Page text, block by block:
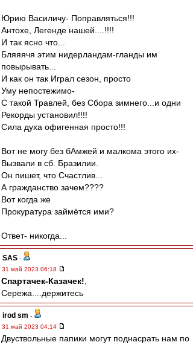
Юрию Василичу- Поправляться!!!
Антохе, Легенде нашей....!!!!
И так ясно что...
Бляяячя этим нидерландам-гланды им
повырывать...
И как он так Играл сезон, просто
Уму непостежимо-
С такой Травлей, без Сбора зимнего...и одни
Рекорды установил!!!!
Сила духа офигенная просто!!!
Вот не могу без бАмжей и малкома этого их-
Вызвали в сб. Бразилии.
Он пишет, что Счастлив...
А гражданство зачем????
Вот когда же
Прокуратура займётся ими?
Ответ- никогда...
SAS -
31 май 2023 06:18
Спартачек-Казачек!
Сережа....держитесь
irod sm -
31 май 2023 04:14
Двуствольные папики могут поднасрать нам по